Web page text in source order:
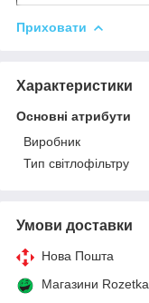
Приховати
Характеристики
Основні атрибути
Виробник
Тип світлофільтру
Умови доставки
Нова Пошта
Магазини Rozetka